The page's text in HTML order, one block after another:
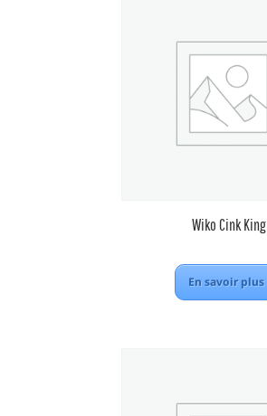
Wiko Cink King
En savoir plus